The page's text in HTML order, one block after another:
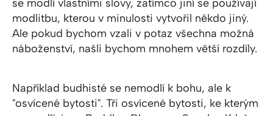
se modlí vlastními slovy, zatímco jiní se používají
modlitbu, kterou v minulosti vytvořil někdo jiný.
Ale pokud bychom vzali v potaz všechna možná
náboženství, našli bychom mnohem větší rozdíly.
Například budhisté se nemodlí k bohu, ale k
"osvícené bytosti". Tři osvícené bytosti, ke kterým